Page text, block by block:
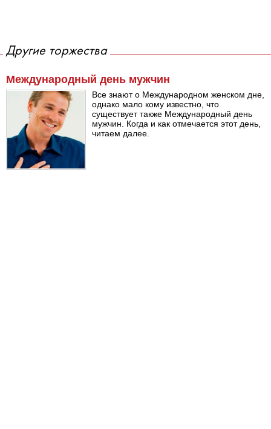
Другие торжества
Международный день мужчин
Все знают о Международном женском дне,
однако мало кому известно, что
существует также Международный день
мужчин. Когда и как отмечается этот день,
читаем далее.